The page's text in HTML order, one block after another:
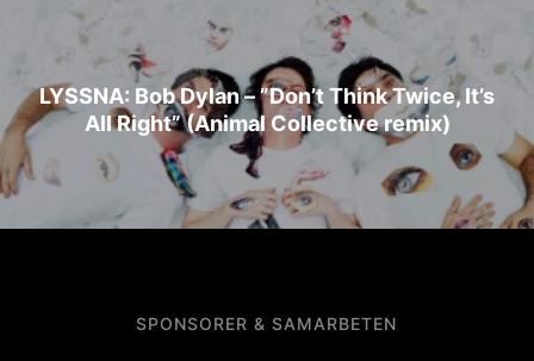
LYSSNA: Bob Dylan – ”Don’t Think Twice, It’s
All Right” (Animal Collective remix)
SPONSORER & SAMARBETEN